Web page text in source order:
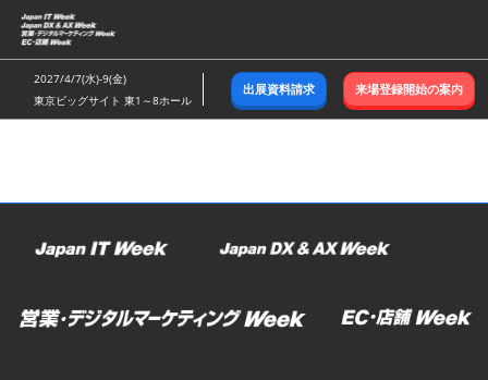
ス
キ
ッ
し
む
2027/4/7(水)-9(金)
東京ビッグサイト 東1～8ホール
出展資料請求 来場登録開始の案内